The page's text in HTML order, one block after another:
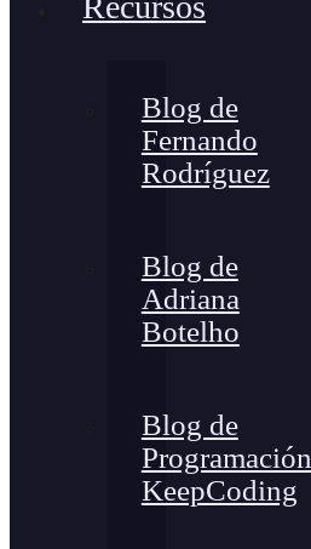
Blog de
Fernando
Rodríguez
Blog de
Adriana
Botelho
Blog de
Programación
KeepCoding